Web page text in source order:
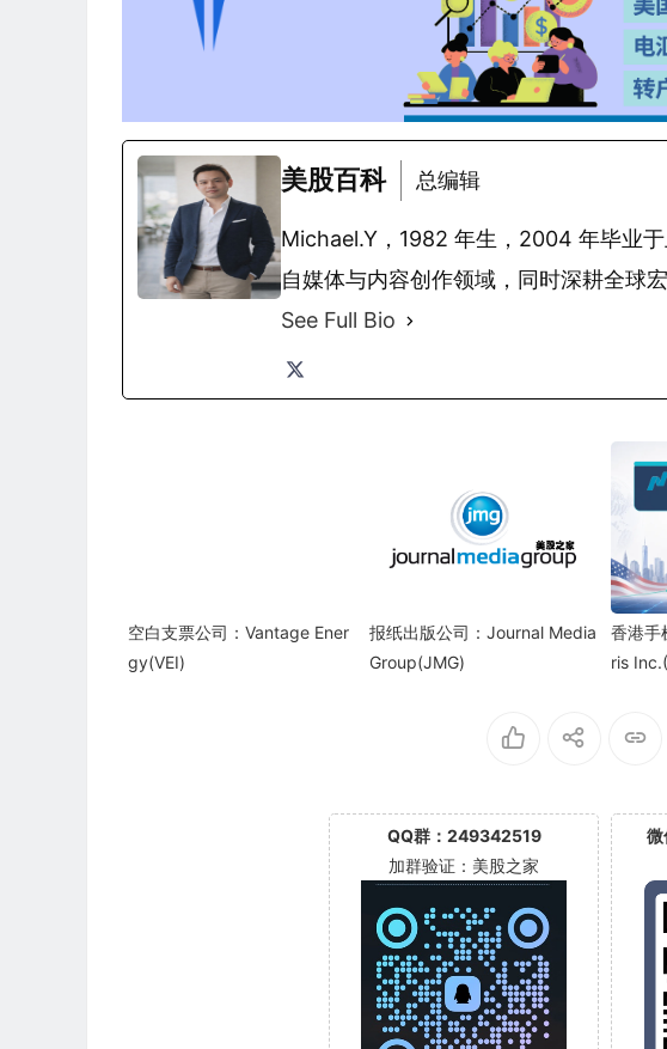
美股百科 总编辑
Michael.Y，1982 年生，2004 年毕业
自媒体与内容创作领域，同时深耕全球
See Full Bio
空白支票公司：Vantage Ener
gy(VEI)
报纸出版公司：Journal Media
Group(JMG)
香港手
ris
QQ群：249342519
加群验证：美股之家
微